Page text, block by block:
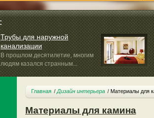
Трубы для наружной
канализации
В прошлом десятилетие, многим
людям казался странным...
сделать, так это
Главная Дизайн интерьера Материалы для
Материалы для камина